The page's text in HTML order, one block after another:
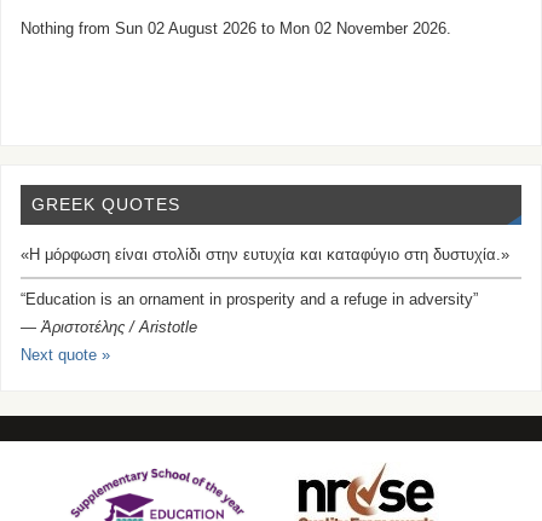
Nothing from Sun 02 August 2026 to Mon 02 November 2026.
GREEK QUOTES
«Η μόρφωση είναι στολίδι στην ευτυχία και καταφύγιο στη δυστυχία.»
“Education is an ornament in prosperity and a refuge in adversity”
—Ἀριστοτέλης / Aristotle
Next quote »